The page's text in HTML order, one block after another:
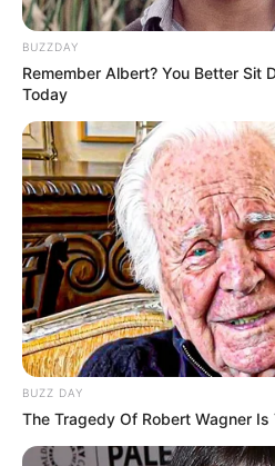
Detail
Judul: Sun Tree
Judul Lain: Cinta Dalam Doa
Genre: Drama, Religi
Negara: Indonesia
Sutradara: Ferial Rachmany
Produser: –
Penulis Naskah: Anita MP, Imam
Rumah Produksi: Teras Kreasi
Channel TV: –
Jumlah Episode: –
BUZZDAY
Remember Albert? You Better Sit
Today
BUZZ DAY
The Tragedy Of Robert Wagner Is